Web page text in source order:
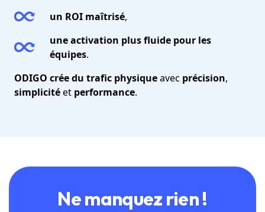
un ROI maîtrisé,
une activation plus fluide pour les
équipes.
ODIGO crée du trafic physiqueavec précision,
simplicitéet performance.
Ne manquez rien !